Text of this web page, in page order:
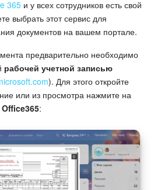
Битрикс24
365 и у всех сотрудников есть свой
выбрать этот сервис для
документов на вашем портале.
предварительно необходимо
рабочей учетной записью
). Для этого откройте
или из просмотра нажмите на
: